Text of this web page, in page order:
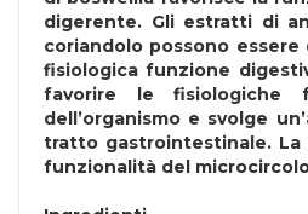
digerente. Gli estratti di
coriandolo possono
fisiologica funzione
favorire le fisiologiche
dell’organismo e svolge
tratto gastrointestinale. La
funzionalità del